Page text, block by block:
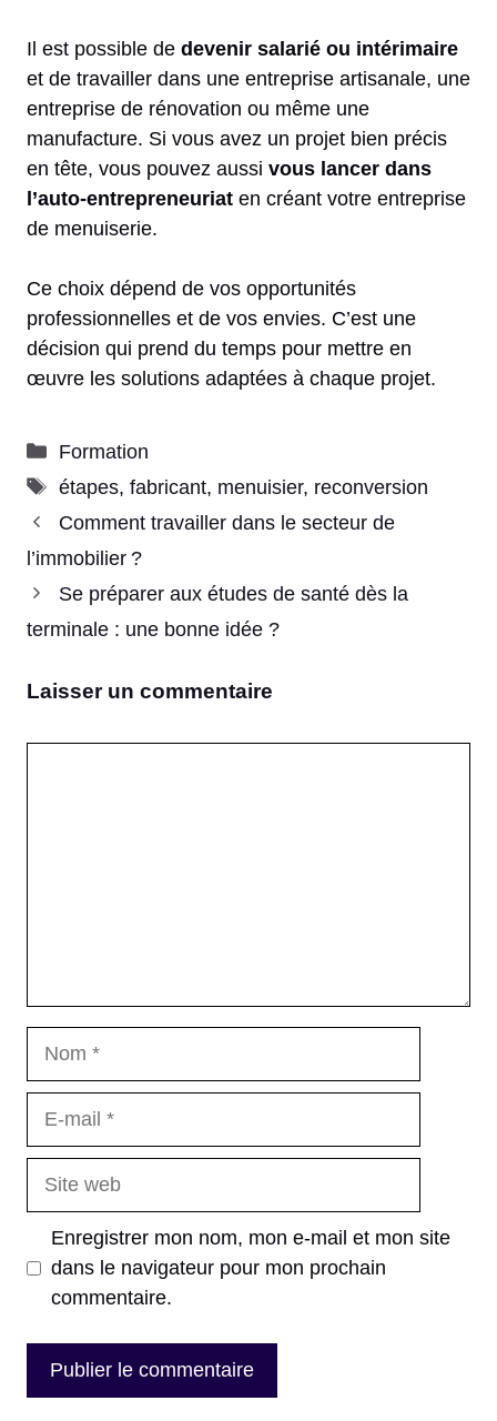
Il est possible de devenir salarié ou intérimaire
et de travailler dans une entreprise artisanale, une
entreprise de rénovation ou même une
manufacture. Si vous avez un projet bien précis
en tête, vous pouvez aussi vous lancer dans
l’auto-entrepreneuriat en créant votre entreprise
de menuiserie.
Ce choix dépend de vos opportunités
professionnelles et de vos envies. C’est une
décision qui prend du temps pour mettre en
œuvre les solutions adaptées à chaque projet.
Catégories
Formation
Étiquettes
étapes, fabricant, menuisier, reconversion
Comment travailler dans le secteur de
l’immobilier ?
Se préparer aux études de santé dès la
terminale : une bonne idée ?
Laisser un commentaire
Enregistrer mon nom, mon e-mail et mon site
dans le navigateur pour mon prochain
commentaire.